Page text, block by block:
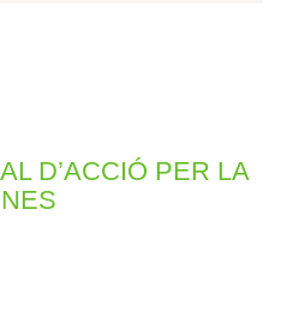
D’ACCIÓ PER LA